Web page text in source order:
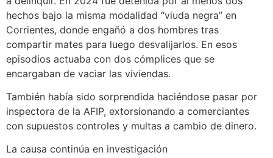
hechos bajo la misma modalidad “viuda negra” en
Corrientes, donde engañó a dos hombres tras
compartir mates para luego desvalijarlos. En esos
episodios actuaba con dos cómplices que se
encargaban de vaciar las viviendas.
También había sido sorprendida haciéndose pasar por
inspectora de la AFIP, extorsionando a comerciantes
con supuestos controles y multas a cambio de dinero.
La causa continúa en investigación